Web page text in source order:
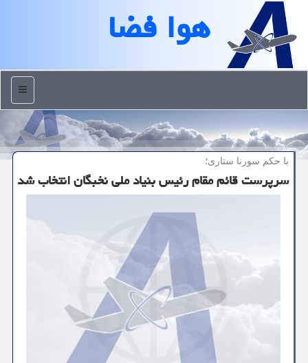
هوا فضا
منو
با حكم سورنا ستاری؛
سرپرست قائم مقام رئیس بنیاد ملی نخبگان انتخاب شد